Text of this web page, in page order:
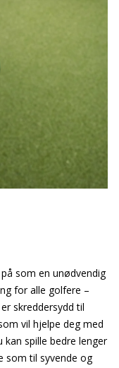
som en unødvendig
for alle golfere –
skreddersydd til
vil hjelpe deg med
spille bedre lenger
som til syvende og